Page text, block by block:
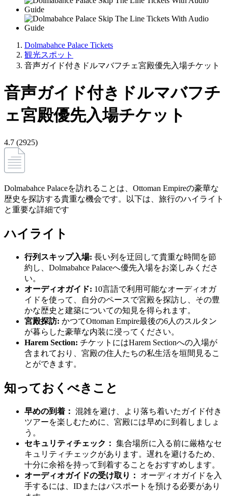
Dolmabahce Palace Tickets
観光スポット
音声ガイド付きドルマバフチェ宮殿優先入場チケット
音声ガイド付きドルマバフチ
ェ宮殿優先入場チケット
4.7 (2925)
Dolmabahce Palaceを訪れることは、Ottoman Empireの豪華な
歴史を探訪する貴重な機会です。以下は、旅行のハイライト
と重要な詳細です
ハイライト
行列スキップ入場: 長い列を迂回して貴重な時間を節
約し、Dolmabahce Palaceへ優先入場をお楽しみくださ
い。
オーディオガイド: 10言語で利用可能なオーディオガ
イドを使って、自分のペースで宮殿を探訪し、その豊
かな歴史と建築についての知見を得られます。
宮殿探訪: かつてOttoman Empire最後の6人のスルタン
が暮らした豪華な内装に浸ってください。
Harem Section: チケットにはHarem Sectionへの入場が
含まれており、宮殿の住人たちの私生活を垣間見るこ
とができます。
知っておくべきこと
早めの到着： 混雑を避け、より落ち着いたガイド付き
ツアーを楽しむために、宮殿には早めに到着しましょ
う。
セキュリティチェック： 集合場所に入る前に厳格なセ
キュリティチェックがあります。遅れを避けるため、
十分に余裕を持って到着することをおすすめします。
オーディオガイドの受け取り：
オーディオガイドを入
手するには、IDまたはパスポートを預ける必要があり